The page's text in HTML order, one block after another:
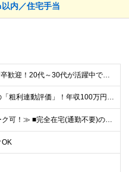
内／住宅手当
≪未経験/第2新卒歓迎！20代～30代が活躍中です≫ インフラエンジニアを本気で目指したい方／これまでの経験・スキルは一切不問です ◆学歴不問 ≪1つでも当てはまる方はぜひご応募ください！≫ ■自
≪ガラス張りの「粗利連動評価」！年収100万円アップの実績あり≫ ■想定年収400万円～1200万円 月給30万円～100万円＋粗利インセンティブ ※経験・スキル・前給を考慮の上、上記に限らず柔軟に
≪リモートワーク可！≫ ■完全在宅(通勤不要)の場合…地方に在住したままフルリモートでの勤務も可能です ■出社の場合…本社または首都圏の各プロジェクト先 ★転居をともなう転勤はありません ★受託案件
OK